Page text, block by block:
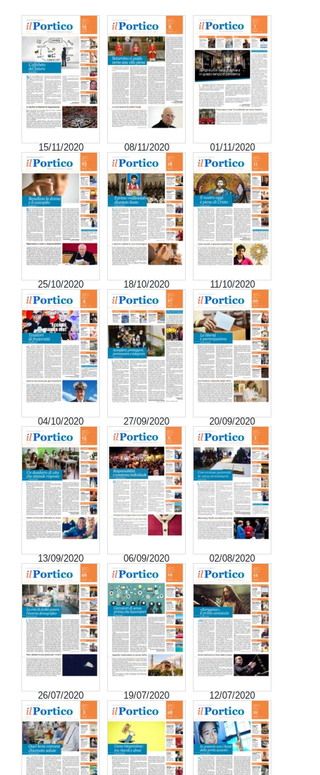
15/11/2020 08/11/2020 01/11/2020
25/10/2020 18/10/2020 11/10/2020
04/10/2020 27/09/2020 20/09/2020
13/09/2020 06/09/2020 02/08/2020
26/07/2020 19/07/2020 12/07/2020